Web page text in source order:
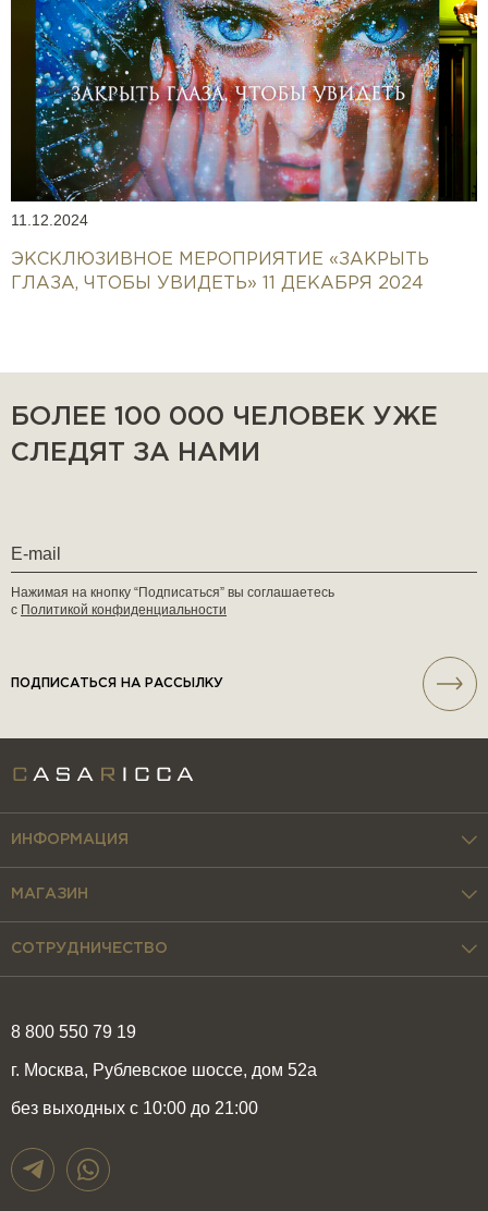
11.12.2024
ЭКСКЛЮЗИВНОЕ МЕРОПРИЯТИЕ «ЗАКРЫТЬ
ГЛАЗА, ЧТОБЫ УВИДЕТЬ» 11 ДЕКАБРЯ 2024
БОЛЕЕ 100 000 ЧЕЛОВЕК УЖЕ
СЛЕДЯТ ЗА НАМИ
Нажимая на кнопку “Подписаться” вы соглашаетесь
с Политикой конфиденциальности
ПОДПИСАТЬСЯ НА РАССЫЛКУ
8 800 550 79 19
г. Москва, Рублевское шоссе, дом 52а
без выходных с 10:00 до 21:00
ИНФОРМАЦИЯ
МАГАЗИН
СОТРУДНИЧЕСТВО